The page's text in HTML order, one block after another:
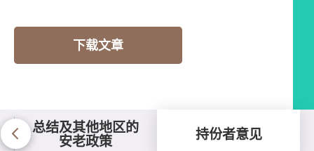
下载文章
总结及其他地区的
安老政策 持份者意见